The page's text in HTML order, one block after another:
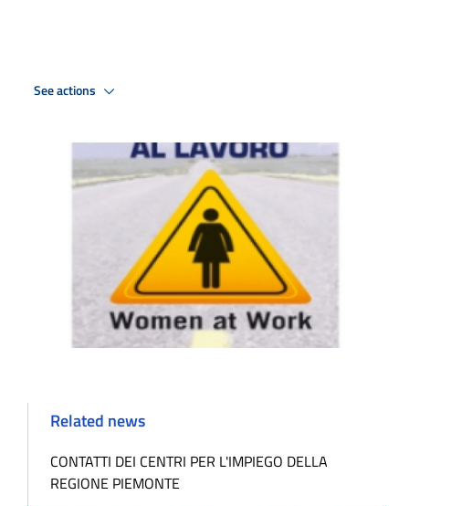
See actions
Related news
CONTATTI DEI CENTRI PER L'IMPIEGO DELLA
REGIONE PIEMONTE